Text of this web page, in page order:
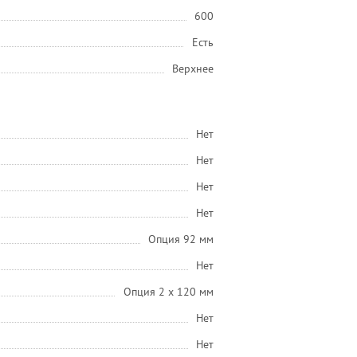
600
Есть
Верхнее
Нет
Нет
Нет
Нет
Опция 92 мм
Нет
Опция 2 х 120 мм
Нет
Нет